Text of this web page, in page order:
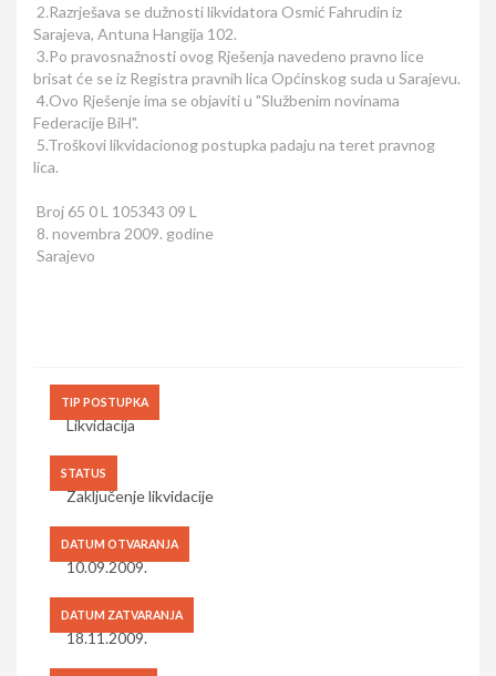
2.Razrješava se dužnosti likvidatora Osmić Fahrudin iz
Sarajeva, Antuna Hangija 102.
3.Po pravosnažnosti ovog Rješenja navedeno pravno lice
brisat će se iz Registra pravnih lica Općinskog suda u Sarajevu.
4.Ovo Rješenje ima se objaviti u "Službenim novinama
Federacije BiH".
5.Troškovi likvidacionog postupka padaju na teret pravnog
lica.
Broj 65 0 L 105343 09 L
8. novembra 2009. godine
Sarajevo
TIP POSTUPKA
Likvidacija
STATUS
Zaključenje likvidacije
DATUM OTVARANJA
10.09.2009.
DATUM ZATVARANJA
18.11.2009.